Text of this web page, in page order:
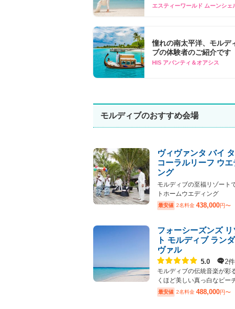
エスティーワールド ムーンシェ
憧れの南太平洋、モルデ
ブの体験者のご紹介です
HIS アバンティ＆オアシス
モルディブのおすすめ会場
ヴィヴァンタ バイ
コーラルリーフ ウエ
ング
モルディブの至福リゾート
トホームウエディング
最安値 2名料金 438,000円〜
フォーシーズンズ リ
ト モルディブ ラン
ヴァル
点数
5.0 2件
モルディブの伝統音楽が彩
くほど美しい真っ白なビー
最安値 2名料金 488,000円〜